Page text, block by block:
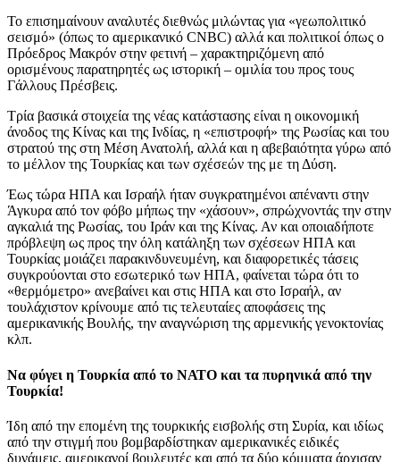
Το επισημαίνουν αναλυτές διεθνώς μιλώντας για «γεωπολιτικό
σεισμό» (όπως το αμερικανικό CNBC) αλλά και πολιτικοί όπως ο
Πρόεδρος Μακρόν στην φετινή – χαρακτηριζόμενη από
ορισμένους παρατηρητές ως ιστορική – ομιλία του προς τους
Γάλλους Πρέσβεις.
Τρία βασικά στοιχεία της νέας κατάστασης είναι η οικονομική
άνοδος της Κίνας και της Ινδίας, η «επιστροφή» της Ρωσίας και του
στρατού της στη Μέση Ανατολή, αλλά και η αβεβαιότητα γύρω από
το μέλλον της Τουρκίας και των σχέσεών της με τη Δύση.
Έως τώρα ΗΠΑ και Ισραήλ ήταν συγκρατημένοι απέναντι στην
Άγκυρα από τον φόβο μήπως την «χάσουν», σπρώχνοντάς την στην
αγκαλιά της Ρωσίας, του Ιράν και της Κίνας. Αν και οποιαδήποτε
πρόβλεψη ως προς την όλη κατάληξη των σχέσεων ΗΠΑ και
Τουρκίας μοιάζει παρακινδυνευμένη, και διαφορετικές τάσεις
συγκρούονται στο εσωτερικό των ΗΠΑ, φαίνεται τώρα ότι το
«θερμόμετρο» ανεβαίνει και στις ΗΠΑ και στο Ισραήλ, αν
τουλάχιστον κρίνουμε από τις τελευταίες αποφάσεις της
αμερικανικής Βουλής, την αναγνώριση της αρμενικής γενοκτονίας
κλπ.
Να φύγει η Τουρκία από το ΝΑΤΟ και τα πυρηνικά από την
Τουρκία!
Ίδη από την επομένη της τουρκικής εισβολής στη Συρία, και ιδίως
από την στιγμή που βομβαρδίστηκαν αμερικανικές ειδικές
δυνάμεις, αμερικανοί βουλευτές και από τα δύο κόμματα άρχισαν